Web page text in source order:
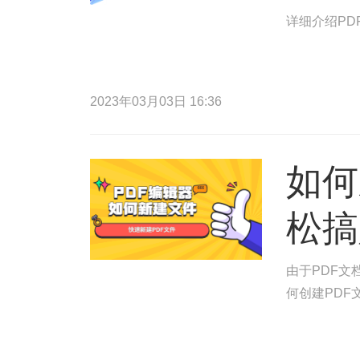
详细介绍
2023年03月03日 16:36
如
松
由于PDF文
何创建PDF